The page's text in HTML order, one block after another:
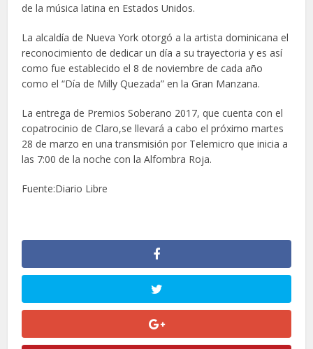
de la música latina en Estados Unidos.
La alcaldía de Nueva York otorgó a la artista dominicana el
reconocimiento de dedicar un día a su trayectoria y es así
como fue establecido el 8 de noviembre de cada año
como el “Día de Milly Quezada” en la Gran Manzana.
La entrega de Premios Soberano 2017, que cuenta con el
copatrocinio de Claro,se llevará a cabo el próximo martes
28 de marzo en una transmisión por Telemicro que inicia a
las 7:00 de la noche con la Alfombra Roja.
Fuente:Diario Libre